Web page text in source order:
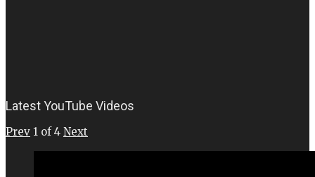
Latest YouTube Videos
Prev 1 of 4 Next